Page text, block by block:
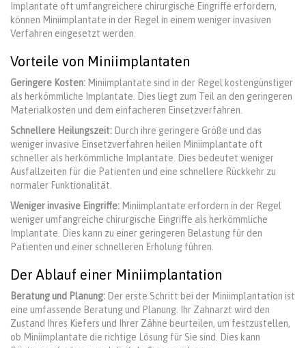
Implantate oft umfangreichere chirurgische Eingriffe erfordern,
können Miniimplantate in der Regel in einem weniger invasiven
Verfahren eingesetzt werden.
Vorteile von Miniimplantaten
Geringere Kosten: Miniimplantate sind in der Regel kostengünstiger
als herkömmliche Implantate. Dies liegt zum Teil an den geringeren
Materialkosten und dem einfacheren Einsetzverfahren.
Schnellere Heilungszeit: Durch ihre geringere Größe und das
weniger invasive Einsetzverfahren heilen Miniimplantate oft
schneller als herkömmliche Implantate. Dies bedeutet weniger
Ausfallzeiten für die Patienten und eine schnellere Rückkehr zu
normaler Funktionalität.
Weniger invasive Eingriffe: Miniimplantate erfordern in der Regel
weniger umfangreiche chirurgische Eingriffe als herkömmliche
Implantate. Dies kann zu einer geringeren Belastung für den
Patienten und einer schnelleren Erholung führen.
Der Ablauf einer Miniimplantation
Beratung und Planung: Der erste Schritt bei der Miniimplantation ist
eine umfassende Beratung und Planung. Ihr Zahnarzt wird den
Zustand Ihres Kiefers und Ihrer Zähne beurteilen, um festzustellen,
ob Miniimplantate die richtige Lösung für Sie sind. Dies kann